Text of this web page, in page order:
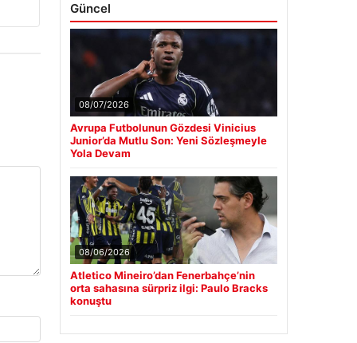
Güncel
08/07/2026
Avrupa Futbolunun Gözdesi Vinicius
Junior’da Mutlu Son: Yeni Sözleşmeyle
Yola Devam
08/06/2026
Atletico Mineiro’dan Fenerbahçe’nin
orta sahasına sürpriz ilgi: Paulo Bracks
konuştu